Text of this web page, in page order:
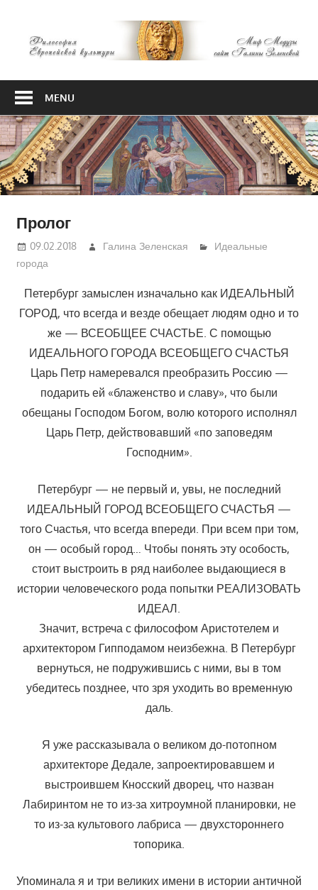
content
Европейской
MENU
Пролог
09.02.2018 Галина Зеленская
Идеальные
города
Петербург замыслен изначально как ИДЕАЛЬНЫЙ
ГОРОД, что всегда и везде обещает людям одно и то
же — ВСЕОБЩЕЕ СЧАСТЬЕ. С помощью
ИДЕАЛЬНОГО ГОРОДА ВСЕОБЩЕГО СЧАСТЬЯ
Царь Петр намеревался преобразить Россию —
подарить ей «блаженство и славу», что были
обещаны Господом Богом, волю которого исполнял
Царь Петр, действовавший «по заповедям
Господним».
Петербург — не первый и, увы, не последний
ИДЕАЛЬНЫЙ ГОРОД ВСЕОБЩЕГО СЧАСТЬЯ —
того Счастья, что всегда впереди. При всем при том,
он — особый город… Чтобы понять эту особость,
стоит выстроить в ряд наиболее выдающиеся в
истории человеческого рода попытки РЕАЛИЗОВАТЬ
ИДЕАЛ.
Значит, встреча с философом Аристотелем и
архитектором Гипподамом неизбежна. В Петербург
вернуться, не подружившись с ними, вы в том
убедитесь позднее, что зря уходить во временную
даль.
Я уже рассказывала о великом до-потопном
архитекторе Дедале, запроектировавшем и
выстроившем Кносский дворец, что назван
Лабиринтом не то из-за хитроумной планировки, не
то из-за культового лабриса — двухстороннего
топорика.
Упоминала я и три великих имени в истории античной